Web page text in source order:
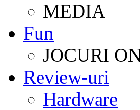
MEDIA
Fun
JOCURI
Review-uri
Hardware